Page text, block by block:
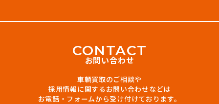
CONTACT
お問い合わせ
車輌買取のご相談や
採用情報に関するお問い合わせなどは
お電話・フォームから受け付けております。